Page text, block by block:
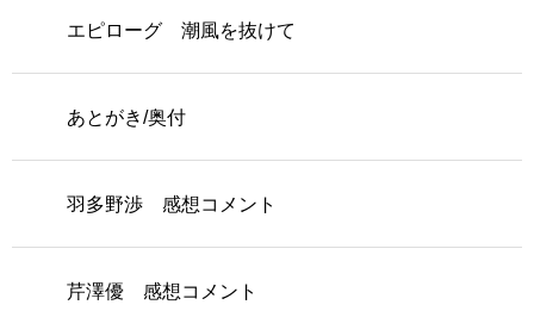
エピローグ 潮風を抜けて
あとがき/奥付
羽多野渉 感想コメント
芹澤優 感想コメント